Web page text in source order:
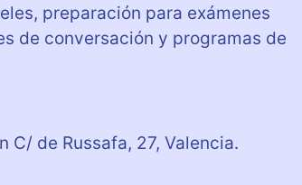
preparación para exámenes
de conversación y programas de
C/ de Russafa, 27, Valencia.